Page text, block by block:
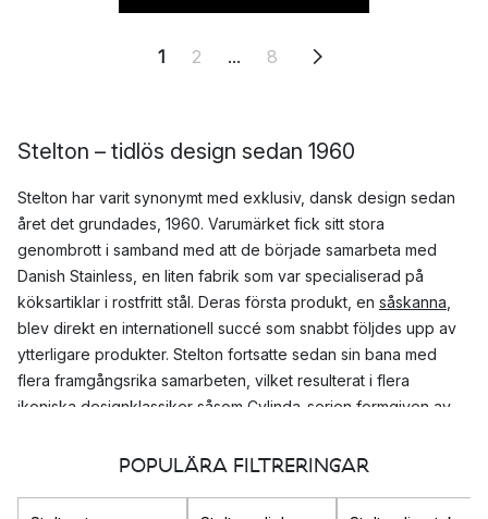
1 2 ... 8
Stelton – tidlös design sedan 1960
Stelton har varit synonymt med exklusiv, dansk design sedan
året det grundades, 1960. Varumärket fick sitt stora
genombrott i samband med att de började samarbeta med
Danish Stainless, en liten fabrik som var specialiserad på
köksartiklar i rostfritt stål. Deras första produkt, en såskanna
blev direkt en internationell succé som snabbt följdes upp av
ytterligare produkter. Stelton fortsatte sedan sin bana med
flera framgångsrika samarbeten, vilket resulterat i flera
ikoniska designklassiker såsom Cylinda-serien formgiven av
POPULÄRA FILTRERINGAR